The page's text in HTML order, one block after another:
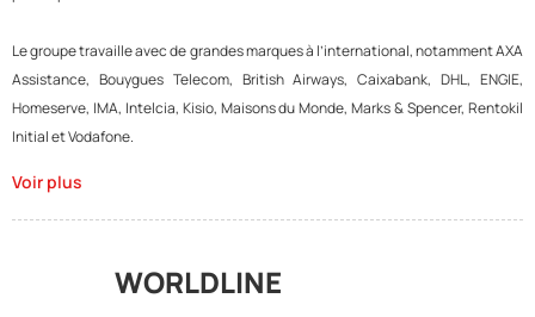
Le groupe travaille avec de grandes marques à l’international, notamment AXA
Assistance, Bouygues Telecom, British Airways, Caixabank, DHL, ENGIE,
Homeserve, IMA, Intelcia, Kisio, Maisons du Monde, Marks & Spencer, Rentokil
Initial et Vodafone.
Voir plus
WORLDLINE